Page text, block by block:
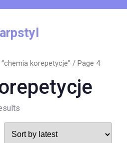
korepetycje” / Page 4